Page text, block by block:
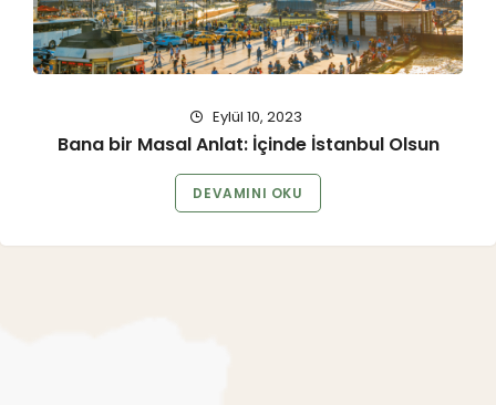
Eylül 10, 2023
Bana bir Masal Anlat: İçinde İstanbul Olsun
DEVAMINI OKU